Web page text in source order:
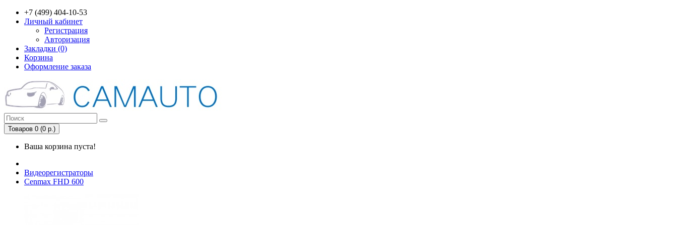
+7 (499) 404-10-53
Личный кабинет
Регистрация
Авторизация
Закладки (0)
Корзина
Оформление заказа
Товаров 0 (0 р.)
Ваша корзина пуста!
Видеорегистраторы
Cenmax FHD 600